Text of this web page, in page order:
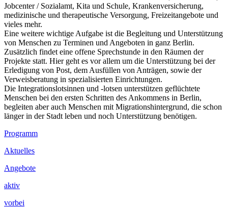
Jobcenter / Sozialamt, Kita und Schule, Krankenversicherung,
medizinische und therapeutische Versorgung, Freizeitangebote und
vieles mehr.
Eine weitere wichtige Aufgabe ist die Begleitung und Unterstützung
von Menschen zu Terminen und Angeboten in ganz Berlin.
Zusätzlich findet eine offene Sprechstunde in den Räumen der
Projekte statt. Hier geht es vor allem um die Unterstützung bei der
Erledigung von Post, dem Ausfüllen von Anträgen, sowie der
Verweisberatung in spezialisierten Einrichtungen.
Die Integrationslotsinnen und -lotsen unterstützen geflüchtete
Menschen bei den ersten Schritten des Ankommens in Berlin,
begleiten aber auch Menschen mit Migrationshintergrund, die schon
länger in der Stadt leben und noch Unterstützung benötigen.
Footer
Inhalt
Programm
Aktuelles
Angebote
aktiv
vorbei